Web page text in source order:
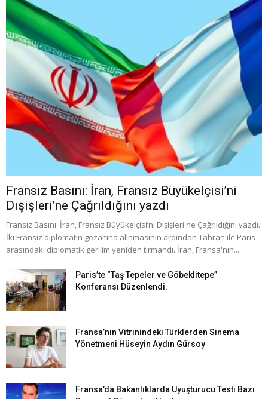
Fransız Basını: İran, Fransız Büyükelçisi’ni
Dışişleri’ne Çağrıldığını yazdı
Fransız Basını: İran, Fransız Büyükelçisi’ni Dışişleri'ne Çağrıldığını yazdı.
İki Fransız diplomatın gözaltına alınmasının ardından Tahran ile Paris
arasındaki diplomatik gerilim yeniden tırmandı. İran, Fransa'nın...
Paris’te “Taş Tepeler ve Göbeklitepe”
Konferansı Düzenlendi.
Fransa’nın Vitrinindeki Türklerden Sinema
Yönetmeni Hüseyin Aydın Gürsoy
Fransa’da Bakanlıklarda Uyuşturucu Testi Bazı